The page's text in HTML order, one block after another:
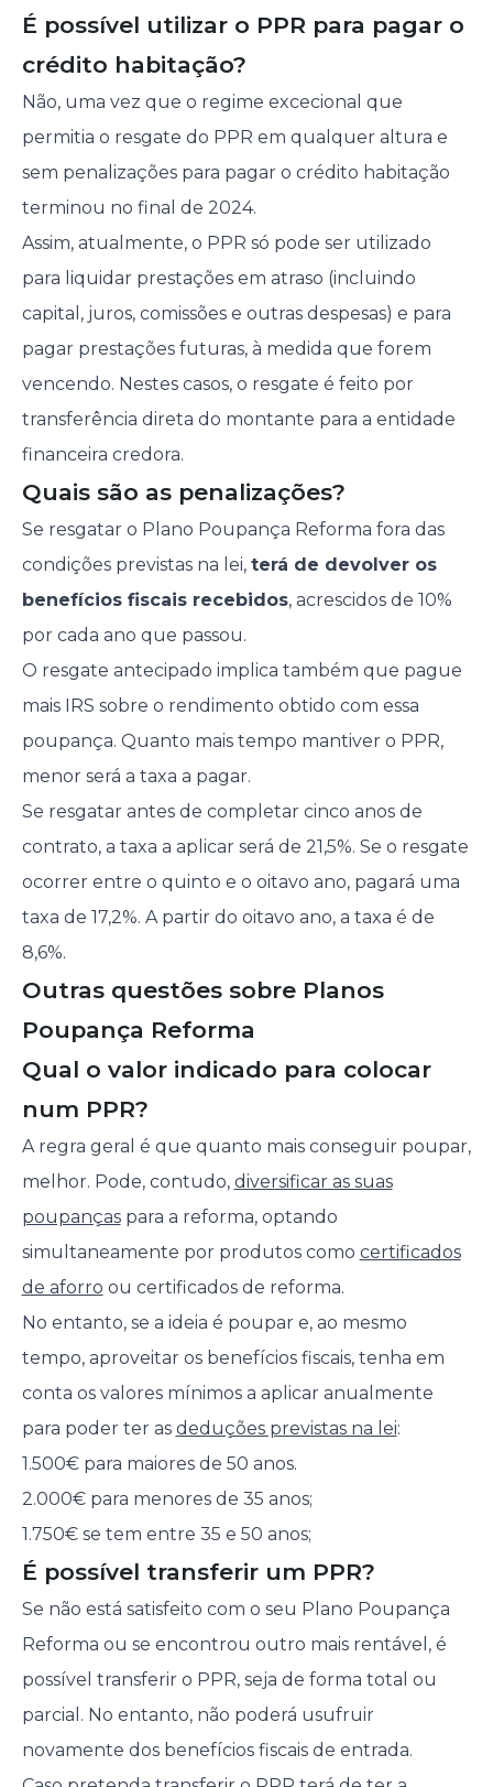
É possível utilizar o PPR para pagar o
crédito habitação?
Não, uma vez que o regime excecional que
permitia o resgate do PPR em qualquer altura e
sem penalizações para pagar o crédito habitação
terminou no final de 2024.
Assim, atualmente, o PPR só pode ser utilizado
para liquidar prestações em atraso (incluindo
capital, juros, comissões e outras despesas) e para
pagar prestações futuras, à medida que forem
vencendo. Nestes casos, o resgate é feito por
transferência direta do montante para a entidade
financeira credora.
Quais são as penalizações?
Se resgatar o Plano Poupança Reforma fora das
condições previstas na lei, terá de devolver os
benefícios fiscais recebidos, acrescidos de 10%
por cada ano que passou.
O resgate antecipado implica também que pague
mais IRS sobre o rendimento obtido com essa
poupança. Quanto mais tempo mantiver o PPR,
menor será a taxa a pagar.
Se resgatar antes de completar cinco anos de
contrato, a taxa a aplicar será de 21,5%. Se o resgate
ocorrer entre o quinto e o oitavo ano, pagará uma
taxa de 17,2%. A partir do oitavo ano, a taxa é de
8,6%.
Outras questões sobre Planos
Poupança Reforma
Qual o valor indicado para colocar
num PPR?
A regra geral é que quanto mais conseguir poupar,
melhor. Pode, contudo, diversificar as suas
poupançaspara a reforma, optando
simultaneamente por produtos como certificados
de aforro ou certificados de reforma.
No entanto, se a ideia é poupar e, ao mesmo
tempo, aproveitar os benefícios fiscais, tenha em
conta os valores mínimos a aplicar anualmente
para poder ter as deduções previstas na lei:
1.500€ para maiores de 50 anos.
2.000€ para menores de 35 anos;
1.750€ se tem entre 35 e 50 anos;
É possível transferir um PPR?
Se não está satisfeito com o seu Plano Poupança
Reforma ou se encontrou outro mais rentável, é
possível transferir o PPR, seja de forma total ou
parcial. No entanto, não poderá usufruir
novamente dos benefícios fiscais de entrada.